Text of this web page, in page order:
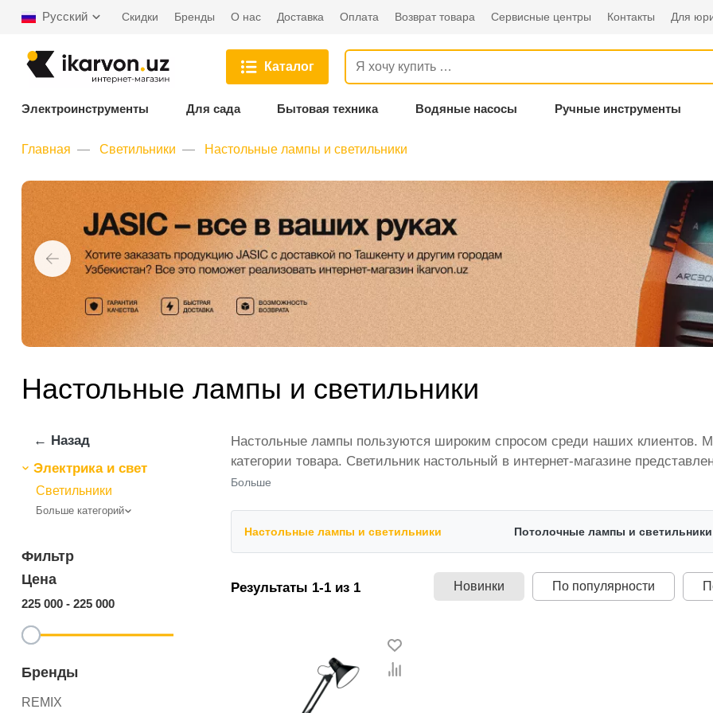
Русский Скидки Бренды О нас Доставка Оплата Возврат товара Сервисные центры Контакты Для
Каталог
Электроинструменты Для сада Бытовая техника Водяные насосы Ручные инструменты
Главная Светильники Настольные лампы и светильники
Настольные лампы и светильники
← Назад
Электрика и свет
Светильники
Больше категорий
Фильтр
Цена
225 000 - 225 000
Бренды
REMIX
Настольные лампы пользуются широким спросом среди наших клиентов.
категории товара. Светильник настольный в интернет-магазине
которых постоянно расширяется. Мы доставляем товар в любом
Больше
Настольные лампы и светильники Потолочные лампы и
Результаты 1-1 из 1 Новинки По популярности